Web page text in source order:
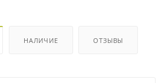
НАЛИЧИЕ ОТЗЫВЫ